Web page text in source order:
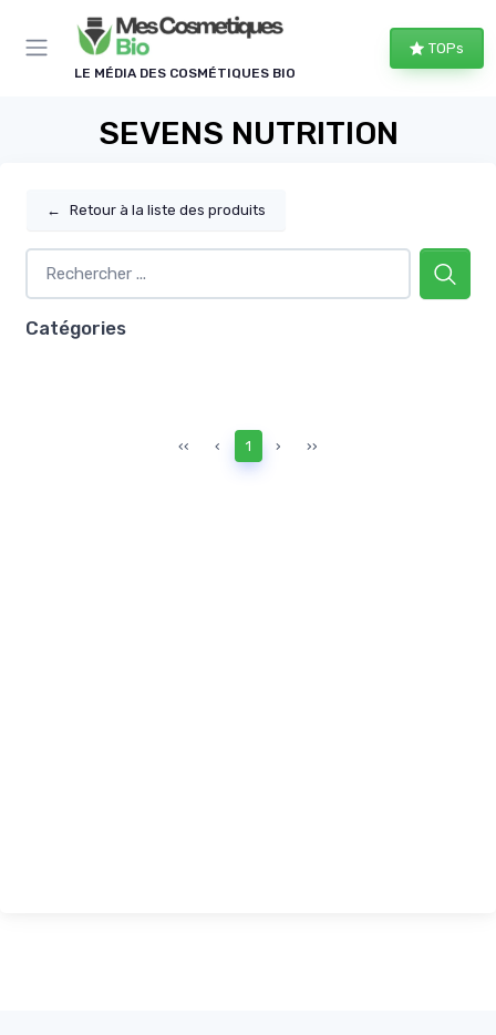
LE MÉDIA DES COSMÉTIQUES BIO
TOPs
SEVENS NUTRITION
← Retour à la liste des produits
Catégories
‹‹ ‹ 1 › ››
Panneau de gestion des cookies